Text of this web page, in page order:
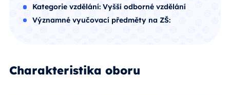
Kategorie vzdělání: Vyšší odborné vzdělání
Významné vyučovací předměty na ZŠ:
Charakteristika oboru